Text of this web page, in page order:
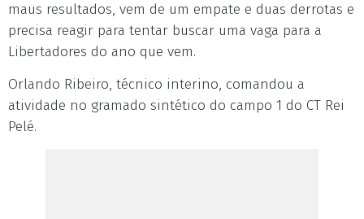
maus resultados, vem de um empate e duas derrotas e
precisa reagir para tentar buscar uma vaga para a
Libertadores do ano que vem.
Orlando Ribeiro, técnico interino, comandou a
atividade no gramado sintético do campo 1 do CT Rei
Pelé.